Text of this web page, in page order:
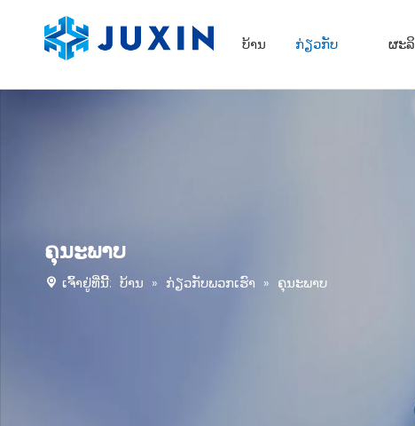
ບ້ານ ກ່ຽວກັບ ຜະ
ຄຸນະພາບ
ເຈົ້າຢູ່ທີ່ນີ້: ບ້ານ » ກ່ຽວກັບພວກເຮົາ » ຄຸນະພາບ